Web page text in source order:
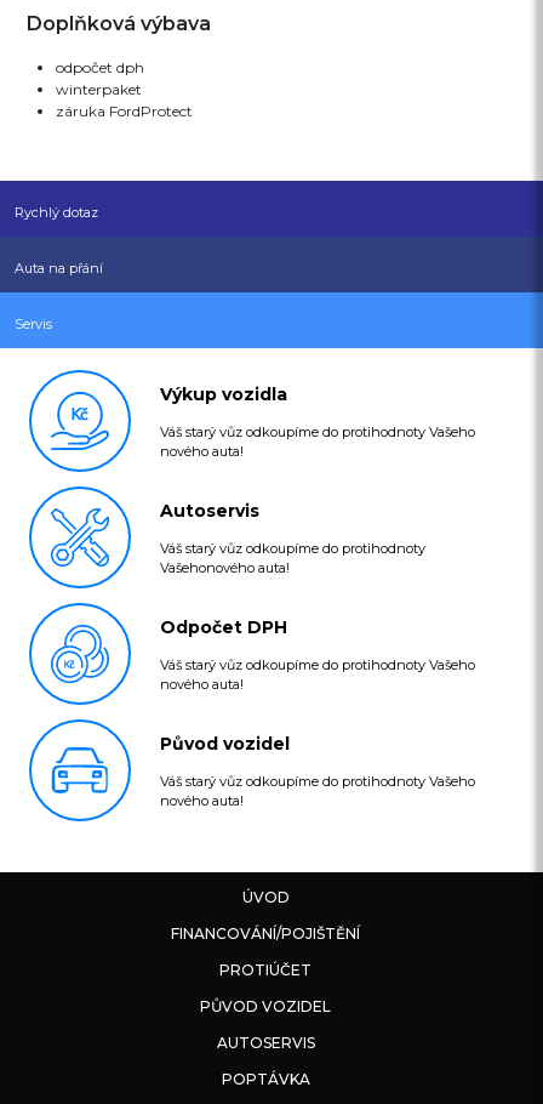
Doplňková výbava
odpočet dph
winterpaket
záruka FordProtect
Rychlý dotaz
Auta na přání
Servis
Výkup vozidla
Váš starý vůz odkoupíme do protihodnoty Vašeho
nového auta!
Autoservis
Váš starý vůz odkoupíme do protihodnoty
Vašehonového auta!
Odpočet DPH
Váš starý vůz odkoupíme do protihodnoty Vašeho
nového auta!
Původ vozidel
Váš starý vůz odkoupíme do protihodnoty Vašeho
nového auta!
ÚVOD
FINANCOVÁNÍ/POJIŠTĚNÍ
PROTIÚČET
PŮVOD VOZIDEL
AUTOSERVIS
POPTÁVKA